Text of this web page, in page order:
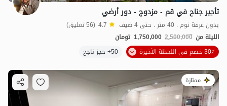
تأجير جناح في قم - مزدوج - دور أرضي
بدون غرفة نوم . 40 متر . حتى 4 ضيف 4.7 (56 تعليق)
الليلة من 2,500,000
1,750,000 تومان
30٪ خصم في اللحظة الأخيرة
50+ حجز ناجح
ممتازة